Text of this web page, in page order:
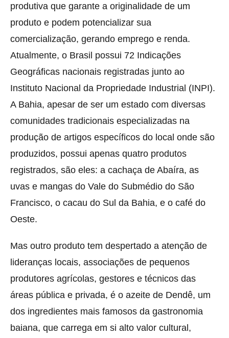
produtiva que garante a originalidade de um
produto e podem potencializar sua
comercialização, gerando emprego e renda.
Atualmente, o Brasil possui 72 Indicações
Geográficas nacionais registradas junto ao
Instituto Nacional da Propriedade Industrial (INPI).
A Bahia, apesar de ser um estado com diversas
comunidades tradicionais especializadas na
produção de artigos específicos do local onde são
produzidos, possui apenas quatro produtos
registrados, são eles: a cachaça de Abaíra, as
uvas e mangas do Vale do Submédio do São
Francisco, o cacau do Sul da Bahia, e o café do
Oeste.
Mas outro produto tem despertado a atenção de
lideranças locais, associações de pequenos
produtores agrícolas, gestores e técnicos das
áreas pública e privada, é o azeite de Dendê, um
dos ingredientes mais famosos da gastronomia
baiana, que carrega em si alto valor cultural,